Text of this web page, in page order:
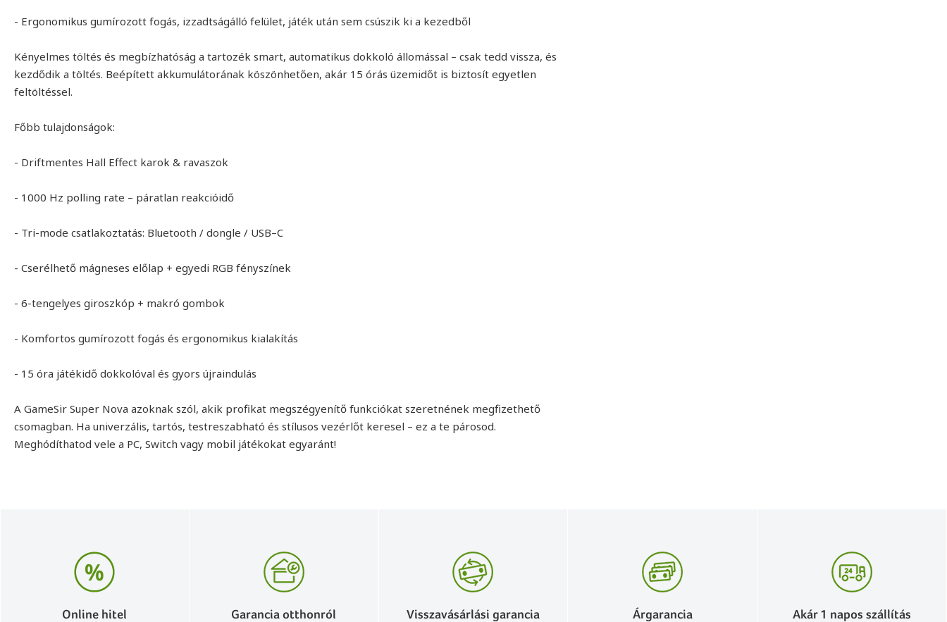
- Ergonomikus gumírozott fogás, izzadtságálló felület, játék után sem csúszik ki a kezedből
Kényelmes töltés és megbízhatóság a tartozék smart, automatikus dokkoló állomással – csak tedd vissza, és
kezdődik a töltés. Beépített akkumulátorának köszönhetően, akár 15 órás üzemidőt is biztosít egyetlen
feltöltéssel.
Főbb tulajdonságok:
- Driftmentes Hall Effect karok & ravaszok
- 1000 Hz polling rate – páratlan reakcióidő
- Tri-mode csatlakoztatás: Bluetooth / dongle / USB–C
- Cserélhető mágneses előlap + egyedi RGB fényszínek
- 6-tengelyes giroszkóp + makró gombok
- Komfortos gumírozott fogás és ergonomikus kialakítás
- 15 óra játékidő dokkolóval és gyors újraindulás
A GameSir Super Nova azoknak szól, akik profikat megszégyenítő funkciókat szeretnének megfizethető
csomagban. Ha univerzális, tartós, testreszabható és stílusos vezérlőt keresel – ez a te párosod.
Meghódíthatod vele a PC, Switch vagy mobil játékokat egyaránt!
Online hitel Garancia otthonról Visszavásárlási garancia Árgarancia Akár 1 napos szállítás